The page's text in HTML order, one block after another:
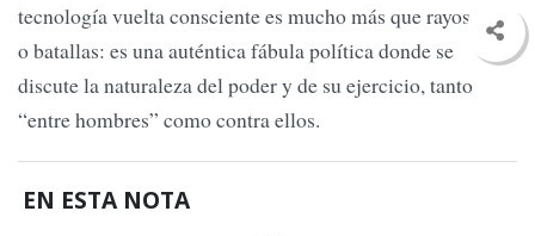
tecnología vuelta consciente es mucho más que rayos láser
o batallas: es una auténtica fábula política donde se
discute la naturaleza del poder y de su ejercicio, tanto
“entre hombres” como contra ellos.
EN ESTA NOTA